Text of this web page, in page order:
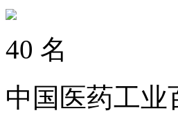
40 名
中国医药工业